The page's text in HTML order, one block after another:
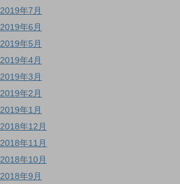
2019年7月
2019年6月
2019年5月
2019年4月
2019年3月
2019年2月
2019年1月
2018年12月
2018年11月
2018年10月
2018年9月